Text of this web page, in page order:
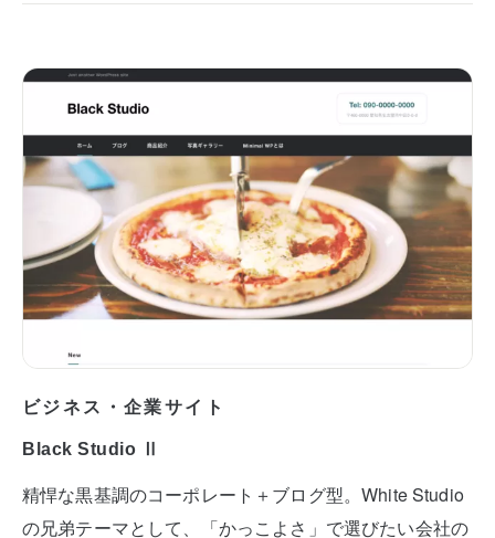
ビジネス・企業サイト
Black Studio Ⅱ
精悍な黒基調のコーポレート＋ブログ型。White Studio
の兄弟テーマとして、「かっこよさ」で選びたい会社の